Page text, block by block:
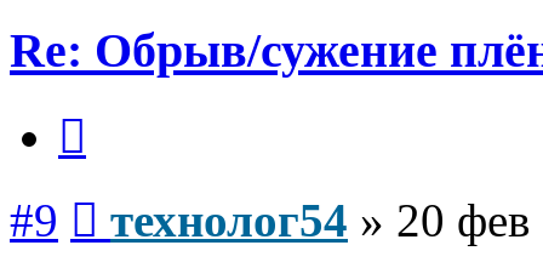
Re: Обрыв/сужение
#9 технолог54 » 20